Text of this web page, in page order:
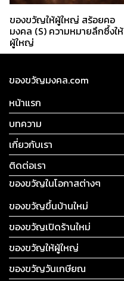
ของขวัญให้ผู้ใหญ่ สร้อยคอ
มงคล (S) ความหมายลึกซึ้งให้
ผู้ใหญ่
ของขวัญมงคล.com
หน้าแรก
บทความ
เกี่ยวกับเรา
ติดต่อเรา
ของขวัญในโอกาสต่างๆ
ของขวัญขึ้นบ้านใหม่
ของขวัญเปิดร้านใหม่
ของขวัญให้ผู้ใหญ่
ของขวัญวันเกษียณ